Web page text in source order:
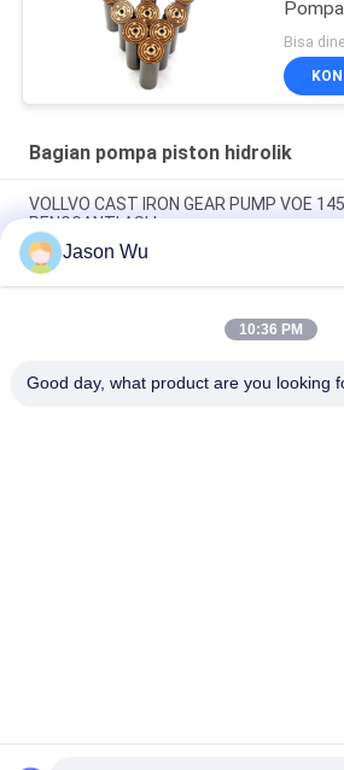
Piston
Bisa
Bagian pompa piston hidrolik
VOLLVO CAST IRON GEAR PUMP VOE
PENGGANTI ASLI
VOLLVO CAST IRON GEAR PUMP VOE
PENGGANTI ASLI
VOLLVO CAST IRON GEAR PUMP VOE
Jason Wu
10:36 PM
Good day, what product are you looking